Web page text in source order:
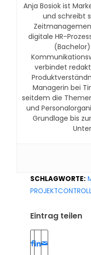
Anja Bosiok ist
und schreibt
digitale HR-
verbindet
Managerin bei
seitdem die
und
Grundlage bis
SCHLAGWORTE:
Eintrag teilen